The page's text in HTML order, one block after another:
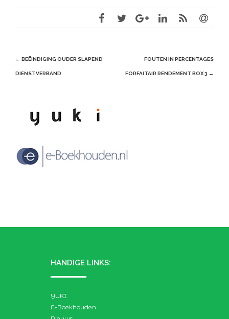
Post
navigation
← BEËINDIGING OUDER SLAPEND
DIENSTVERBAND
FOUTEN IN PERCENTAGES
FORFAITAIR RENDEMENT BOX 3 →
HANDIGE LINKS:
YUKI
E-Boekhouden